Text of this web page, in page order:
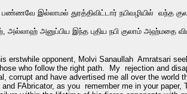
பண்ணவே இல்லாமல் துரத்திவிட்டார் நபிவழியில் வந்த
அல்லாஹ் அனுப்பிய இந்த புதிய நபி குலாம் அஹ்மதை
erstwhile opponent, Molvi Sanaullah Amratsari
who follow the right path. My rejection and
corrupt and have advertised me all over the
FAbricator, as you remember me in your